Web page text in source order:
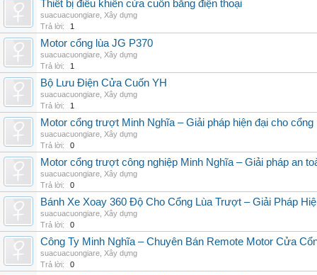
Thiết bị điều khiển cửa cuốn bằng điện thoại
suacuacuongiare Xây dựng
Trả lời:
1
Motor cổng lùa JG P370
suacuacuongiare Xây dựng
Trả lời:
1
Bộ Lưu Điện Cửa Cuốn YH
suacuacuongiare Xây dựng
Trả lời:
1
Motor cổng trượt Minh Nghĩa – Giải pháp hiện đại cho
suacuacuongiare Xây dựng
Trả lời:
0
Motor cổng trượt công nghiệp Minh Nghĩa – Giải pháp an
suacuacuongiare Xây dựng
Trả lời:
0
Bánh Xe Xoay 360 Độ Cho Cổng Lùa Trượt – Giải Pháp
suacuacuongiare Xây dựng
Trả lời:
0
Công Ty Minh Nghĩa – Chuyên Bán Remote Motor Cửa
suacuacuongiare Xây dựng
Trả lời:
0